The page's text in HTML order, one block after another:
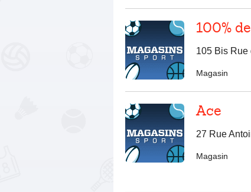
100%
105 Bis Rue
Magasin
Ace
27 Rue
Magasin